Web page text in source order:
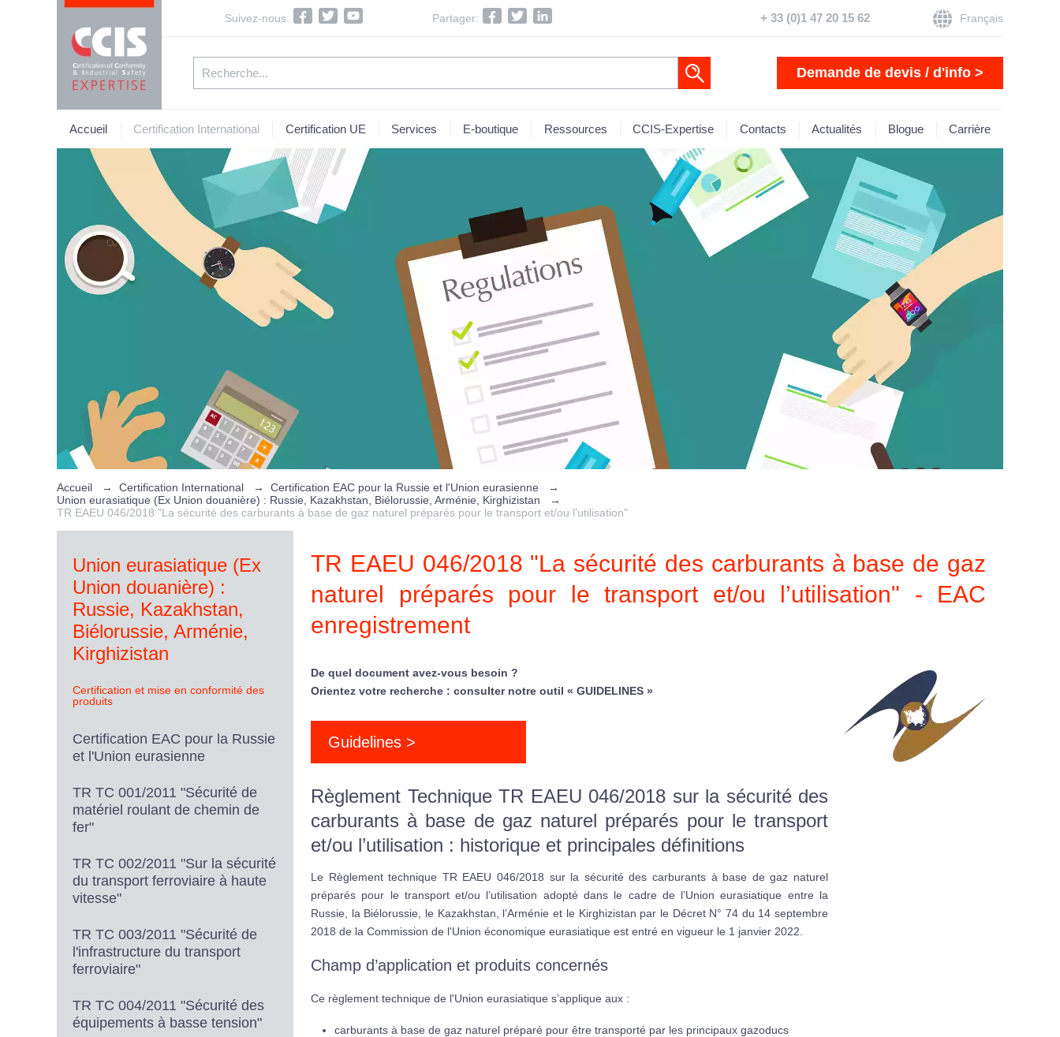
Suivez-nous: Partager: Français
+ 33 (0)1 47 20 15 62
Demande de devis / d'info >
Accueil Certification International Certification UE Services E-boutique Ressources CCIS-Expertise Contacts Actualités Blogue Carrière
Accueil → Certification International → Certification EAC pour la Russie et l'Union eurasienne
→
Union eurasiatique (Ex Union douanière) : Russie, Kazakhstan, Biélorussie, Arménie, Kirghizistan
→
TR EAEU 046/2018 "La sécurité des carburants à base de gaz naturel préparés pour le transport et/ou l’utilisation"
Union eurasiatique (Ex
Union douanière) :
Russie, Kazakhstan,
Biélorussie, Arménie,
Kirghizistan
Certification et mise en conformité des
produits
Certification EAC pour la Russie
et l'Union eurasienne
TR TC 001/2011 "Sécurité de
matériel roulant de chemin de
fer"
TR TC 002/2011 "Sur la sécurité
du transport ferroviaire à haute
vitesse"
TR TC 003/2011 "Sécurité de
l'infrastructure du transport
ferroviaire"
TR TC 004/2011 "Sécurité des
équipements à basse tension"
TR EAEU 046/2018 "La sécurité des carburants à base de gaz
naturel préparés pour le transport et/ou l’utilisation" - EAC
enregistrement
De quel document avez-vous besoin ?
Orientez votre recherche : consulter notre outil « GUIDELINES »
Guidelines >
Règlement Technique TR EAEU 046/2018 sur la sécurité des
carburants à base de gaz naturel préparés pour le transport
et/ou l’utilisation : historique et principales définitions
Le Règlement technique TR EAEU 046/2018 sur la sécurité des carburants à base de gaz naturel
préparés pour le transport et/ou l’utilisation adopté dans le cadre de l’Union eurasiatique entre la
Russie, la Biélorussie, le Kazakhstan, l’Arménie et le Kirghizistan par le Décret N° 74 du 14 septembre
2018 de la Commission de l'Union économique eurasiatique est entré en vigueur le 1 janvier 2022.
Champ d’application et produits concernés
Ce règlement technique de l'Union eurasiatique s’applique aux :
carburants à base de gaz naturel préparé pour être transporté par les principaux gazoducs